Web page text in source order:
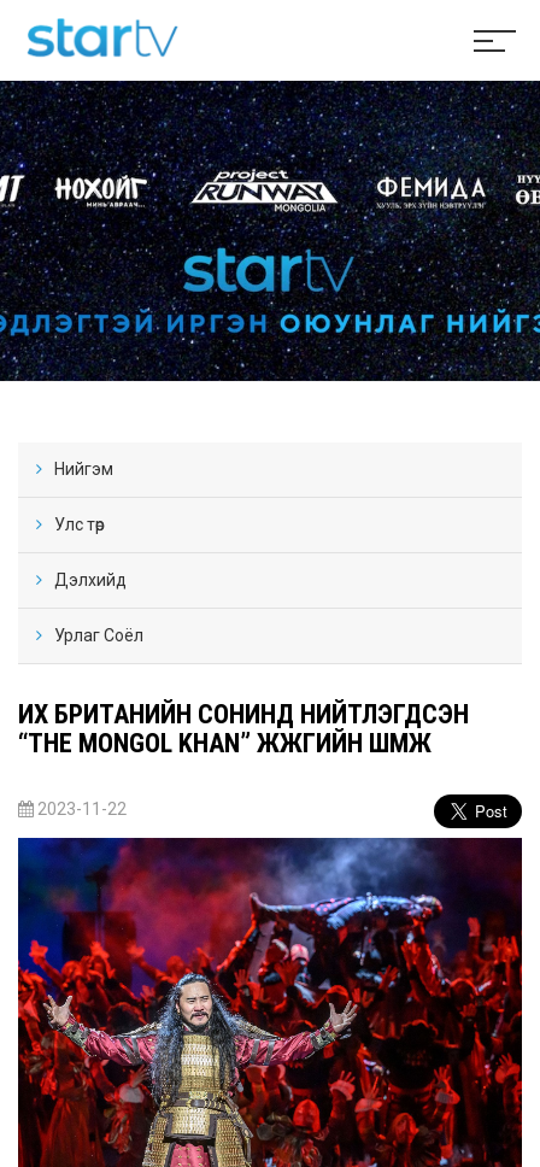
Нийгэм
Улс төр
Дэлхийд
Урлаг Соёл
ИХ БРИТАНИЙН СОНИНД НИЙТЛЭГДСЭН
“THE MONGOL KHAN” ЖҮЖГИЙН ШҮҮМЖ
2023-11-22